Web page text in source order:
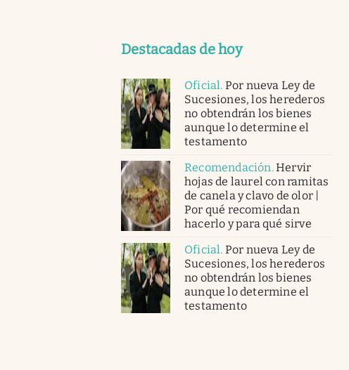
Destacadas de hoy
Oficial. Por nueva Ley de
Sucesiones, los herederos
no obtendrán los bienes
aunque lo determine el
testamento
Recomendación.Hervir
hojas de laurel con ramitas
de canela y clavo de olor |
Por qué recomiendan
hacerlo y para qué sirve
Oficial. Por nueva Ley de
Sucesiones, los herederos
no obtendrán los bienes
aunque lo determine el
testamento